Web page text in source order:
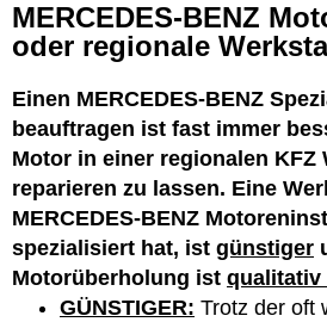
MERCEDES-BENZ
oder regionale
Einen MERCEDES-BENZ
beauftragen ist fast immer
Motor in einer regionalen KFZ
reparieren zu lassen. Eine
MERCEDES-BENZ
spezialisiert hat, ist günstiger
Motorüberholung ist qualitativ
GÜNSTIGER: Trotz der oft